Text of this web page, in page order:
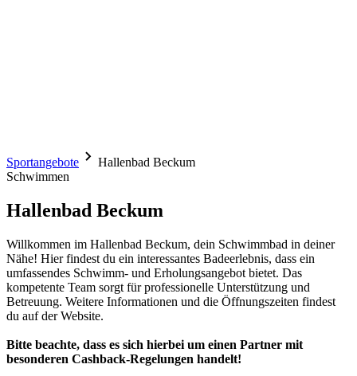
Sportangebote
Hallenbad Beckum
Schwimmen
Hallenbad Beckum
Willkommen im Hallenbad Beckum, dein Schwimmbad in deiner
Nähe! Hier findest du ein interessantes Badeerlebnis, dass ein
umfassendes Schwimm- und Erholungsangebot bietet. Das
kompetente Team sorgt für professionelle Unterstützung und
Betreuung. Weitere Informationen und die Öffnungszeiten findest
du auf der Website.
Bitte beachte, dass es sich hierbei um einen Partner mit
besonderen Cashback-Regelungen handelt!